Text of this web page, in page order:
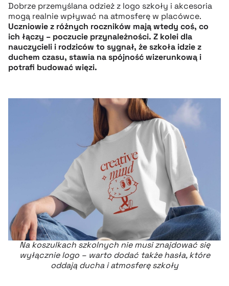
Dobrze przemyślana odzież z logo szkoły i akcesoria
mogą realnie wpływać na atmosferę w placówce.
Uczniowie z różnych roczników mają wtedy coś, co
ich łączy – poczucie przynależności. Z kolei dla
nauczycieli i rodziców to sygnał, że szkoła idzie z
duchem czasu, stawia na spójność wizerunkową i
potrafi budować więzi.
Na koszulkach szkolnych nie musi znajdować się
wyłącznie logo – warto dodać także hasła, które
oddają ducha i atmosferę szkoły